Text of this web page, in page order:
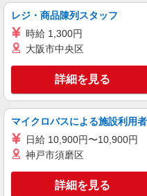
【UQモバ
未経
者 時給
○。・゜+゜
を紹介頂くと,
回払い・週
+゜・。○。
キープ
紹介予定派遣
人気機種に
時給
残業代支給 ★
レジ・商品陳列スタッフ
時給 1,300円
大阪市中央区
詳細を見る
マイクロバスによる施設利用
日給 10,900円〜10,900円
神戸市須磨区
詳細を見る